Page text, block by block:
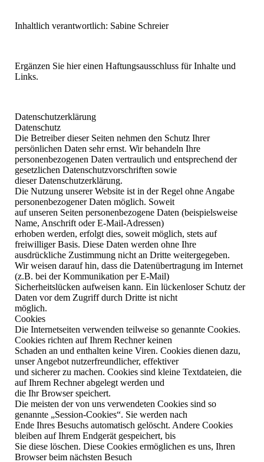
Inhaltlich verantwortlich: Sabine Schreier
Ergänzen Sie hier einen Haftungsausschluss für Inhalte und
Links.
Datenschutzerklärung
Datenschutz
Die Betreiber dieser Seiten nehmen den Schutz Ihrer
persönlichen Daten sehr ernst. Wir behandeln Ihre
personenbezogenen Daten vertraulich und entsprechend der
gesetzlichen Datenschutzvorschriften sowie
dieser Datenschutzerklärung.
Die Nutzung unserer Website ist in der Regel ohne Angabe
personenbezogener Daten möglich. Soweit
auf unseren Seiten personenbezogene Daten (beispielsweise
Name, Anschrift oder E-Mail-Adressen)
erhoben werden, erfolgt dies, soweit möglich, stets auf
freiwilliger Basis. Diese Daten werden ohne Ihre
ausdrückliche Zustimmung nicht an Dritte weitergegeben.
Wir weisen darauf hin, dass die Datenübertragung im Internet
(z.B. bei der Kommunikation per E-Mail)
Sicherheitslücken aufweisen kann. Ein lückenloser Schutz der
Daten vor dem Zugriff durch Dritte ist nicht
möglich.
Cookies
Die Internetseiten verwenden teilweise so genannte Cookies.
Cookies richten auf Ihrem Rechner keinen
Schaden an und enthalten keine Viren. Cookies dienen dazu,
unser Angebot nutzerfreundlicher, effektiver
und sicherer zu machen. Cookies sind kleine Textdateien, die
auf Ihrem Rechner abgelegt werden und
die Ihr Browser speichert.
Die meisten der von uns verwendeten Cookies sind so
genannte „Session-Cookies“. Sie werden nach
Ende Ihres Besuchs automatisch gelöscht. Andere Cookies
bleiben auf Ihrem Endgerät gespeichert, bis
Sie diese löschen. Diese Cookies ermöglichen es uns, Ihren
Browser beim nächsten Besuch